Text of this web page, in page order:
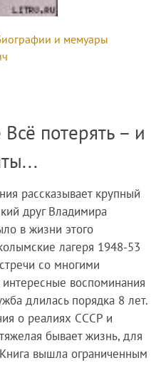
и мемуары
потерять – и
рассказывает крупный
друг Владимира
в жизни этого
лагеря 1948-53
со многими
воспоминания
длилась порядка 8 лет.
о реалиях СССР и
бывает жизнь, для
вышла ограниченным